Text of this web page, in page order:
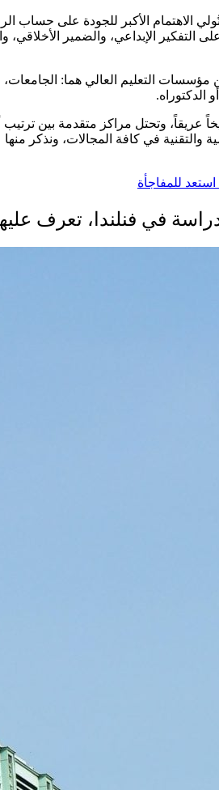
الاهتمام الأكبر للجودة على حساب
الإبداعي، والضمير الأخلاقي،
الدكتوراه.
عريقاً، وتحتل مراكز متقدمة بين
والتقنية في كافة المجالات، ونذكر
للمفاجأة
في فنلندا، تعرف